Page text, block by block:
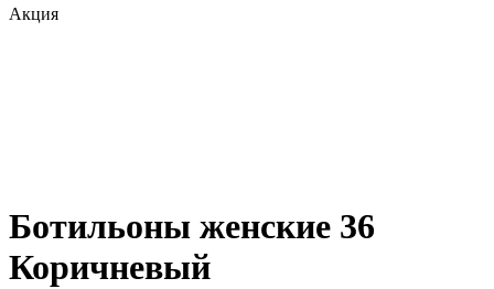
Акция
Ботильоны женские 36
Коричневый